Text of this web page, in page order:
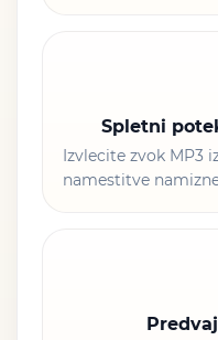
Spletni
Izvlecite zvok MP3
namestitve